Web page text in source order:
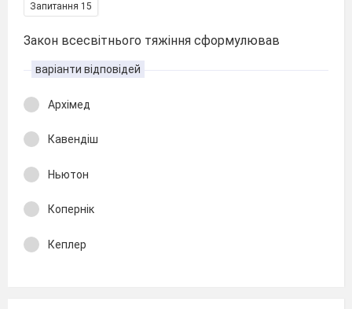
Запитання 15
Закон всесвітнього тяжіння сформулював
варіанти відповідей
Архімед
Кавендіш
Ньютон
Копернік
Кеплер